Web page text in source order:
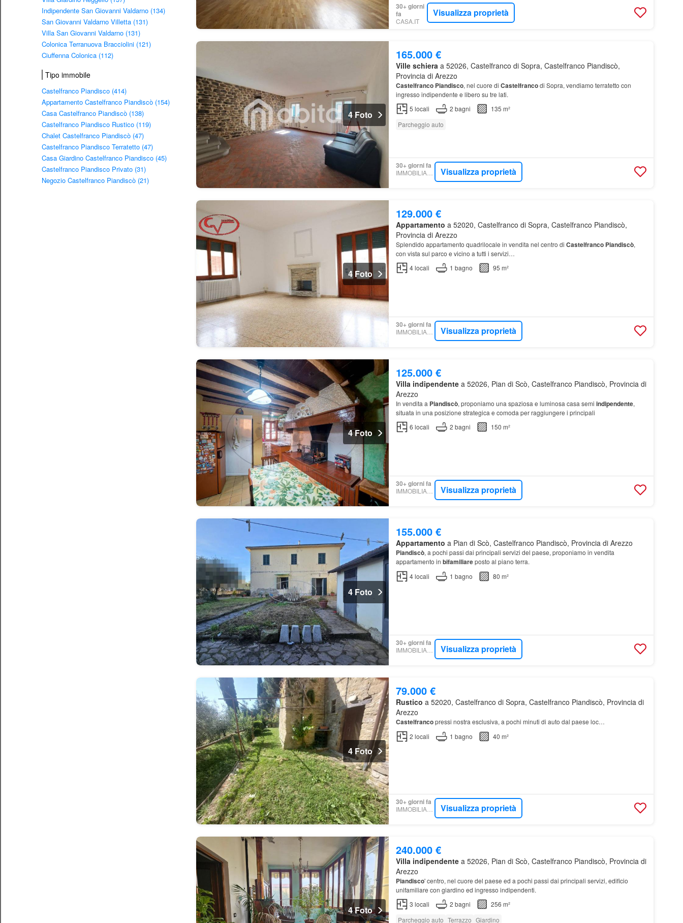
Indipendente San Giovanni Valdarno (134)
San Giovanni Valdarno Villetta (131)
Villa San Giovanni Valdarno (131)
Colonica Terranuova Bracciolini (121)
Ciuffenna Colonica (112)
Tipo immobile
Castelfranco Piandisco (414)
Appartamento Castelfranco Piandiscò (154)
Casa Castelfranco Piandiscò (138)
Castelfranco Piandisco Rustico (119)
Chalet Castelfranco Piandiscò (47)
Castelfranco Piandisco Terratetto (47)
Casa Giardino Castelfranco Piandisco (45)
Castelfranco Piandisco Privato (31)
Negozio Castelfranco Piandiscò (21)
30+ giorni
fa
CASA.IT
Visualizza proprietà
4 Foto
165.000 €
Ville schieraa 52026, Castelfranco di Sopra, Castelfranco Piandiscò,
Provincia di Arezzo
Castelfranco Piandisco, nel cuore di Castelfrancodi Sopra, vendiamo terratetto con
ingresso indipendente e libero su tre lati.
5 locali 2 bagni
135 m²
Parcheggio auto
30+ giorni fa
IMMOBILIARE.IT Visualizza proprietà
4 Foto
129.000 €
Appartamento a 52020, Castelfranco di Sopra, Castelfranco Piandiscò,
Provincia di Arezzo
Splendido appartamento quadrilocale in vendita nel centro di Castelfranco Piandiscò,
con vista sul parco e vicino a tutti i servizi…
4locali 1 bagno 95 m²
30+ giorni fa
IMMOBILIARE.IT Visualizza proprietà
4 Foto
125.000 €
Villa indipendentea 52026, Pian di Scò, Castelfranco Piandiscò, Provincia di
Arezzo
In vendita a Piandiscò, proponiamo una spaziosa e luminosa casa semi indipendente,
situata in una posizione strategica e comoda per raggiungere i principali
6 locali 2 bagni 150 m²
30+ giorni fa
IMMOBILIARE.IT Visualizza proprietà
4 Foto
155.000 €
Appartamento a Pian di Scò, Castelfranco Piandiscò, Provincia di Arezzo
Piandiscò, a pochi passi dai principali servizi del paese, proponiamo in vendita
appartamento in bifamiliareposto al piano terra.
4locali 1 bagno 80 m²
30+ giorni fa
IMMOBILIARE.IT Visualizza proprietà
4 Foto
79.000 €
Rustico a 52020, Castelfranco di Sopra, Castelfranco Piandiscò, Provincia di
Arezzo
Castelfrancopressi nostra esclusiva, a pochi minuti di auto dal paese loc…
2 locali 1 bagno 40 m²
30+ giorni fa
IMMOBILIARE.IT Visualizza proprietà
4 Foto
240.000 €
Villa indipendentea 52026, Pian di Scò, Castelfranco Piandiscò, Provincia di
Arezzo
Piandisco' centro, nel cuore del paese ed a pochi passi dai principali servizi, edificio
unifamiliare con giardino ed ingresso indipendenti.
3 locali 2 bagni
256 m²
Parcheggio auto Terrazzo Giardino